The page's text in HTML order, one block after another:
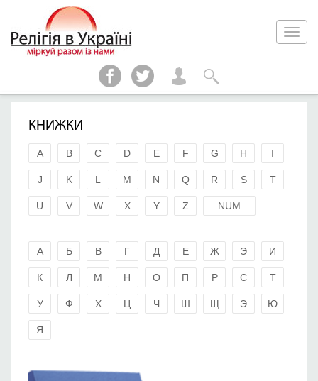
КНИЖКИ
A B C D E F G H I
J K L M N Q R S T
U V W X Y Z NUM
А Б В Г Д Е Ж Э И
К Л М Н О П Р С Т
У Ф Х Ц Ч Ш Щ Э Ю
Я